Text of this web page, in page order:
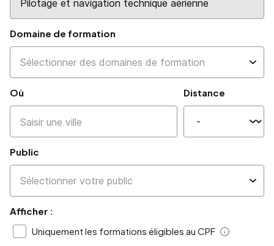
Domaine de formation
Où Distance
Public
Afficher :
Uniquement les formations éligibles au CPF
Aide